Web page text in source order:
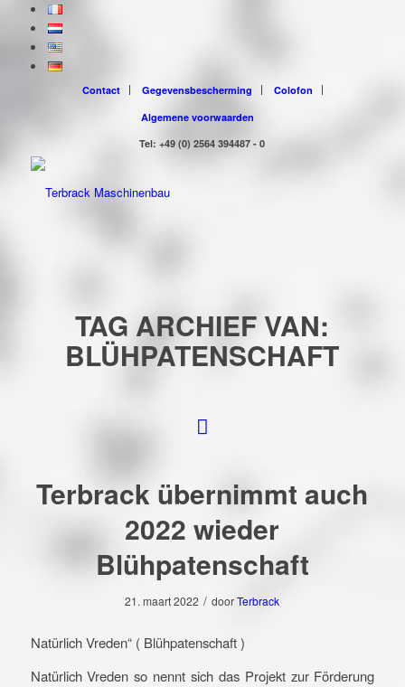
Contact Gegevensbescherming
Colofon
Algemene voorwaarden
Tel: +49 (0) 2564 394487 - 0
TAG ARCHIEF VAN:
BLÜHPATENSCHAFT
Terbrack übernimmt auch
2022 wieder
Blühpatenschaft
21. maart 2022 / doorTerbrack
Natürlich Vreden“ ( Blühpatenschaft )
Natürlich Vreden so nennt sich das Projekt zur Förderung